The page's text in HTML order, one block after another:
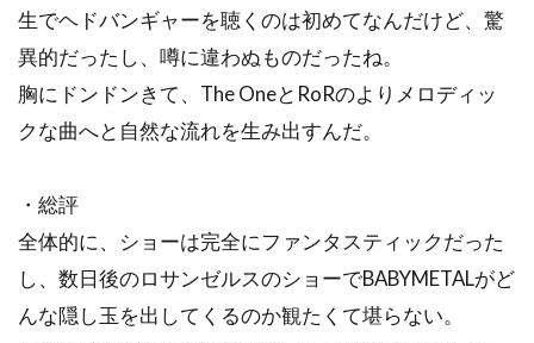
生でヘドバンギャーを聴くのは初めてなんだけど、驚
異的だったし、噂に違わぬものだったね。
胸にドンドンきて、The OneとRoRのよりメロディッ
クな曲へと自然な流れを生み出すんだ。
・総評
全体的に、ショーは完全にファンタスティックだった
し、数日後のロサンゼルスのショーでBABYMETALがど
んな隠し玉を出してくるのか観たくて堪らない。